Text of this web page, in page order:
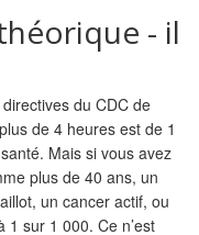
- il
du CDC de
de 4 heures est de 1
Mais si vous avez
plus de 40 ans, un
un cancer actif, ou
sur 1 000. Ce n’est